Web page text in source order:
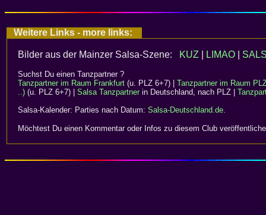
Weitere Links - more links:
Bilder aus der Mainzer Salsa-Szene: KUZ LIMAO
Suchst Du einen Tanzpartner ?
Tanzpartner im Raum Frankfurt (u. PLZ 6+7) | Tanzpartner im Raum
..) (u. PLZ 6+7) | Salsa Tanzpartnerin Deutschland, nach PLZ |
Salsa-Kalender: Parties nach Datum: Salsa-Deutschland.de.
Möchtest Du einen Kommentar oder Infos zu diesem Club